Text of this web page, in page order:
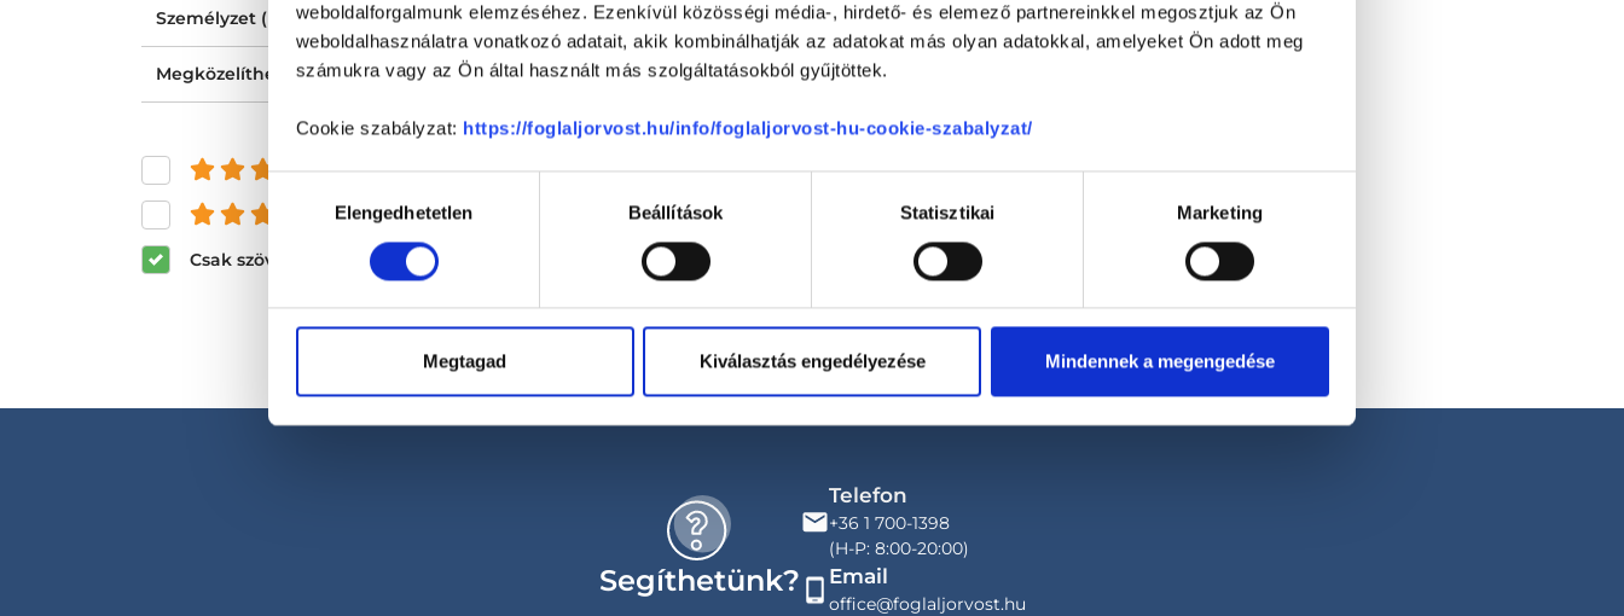
weboldalforgalmunk elemzéséhez. Ezenkívül közösségi média-, hirdető- és elemező partnereinkkel megosztjuk az Ön
weboldalhasználatra vonatkozó adatait, akik kombinálhatják az adatokat más olyan adatokkal, amelyeket Ön adott meg
számukra vagy az Ön által használt más szolgáltatásokból gyűjtöttek.
Cookie szabályzat: https://foglaljorvost.hu/info/foglaljorvost-hu-cookie-szabalyzat/
Hozzájárulás
kiválasztásaElengedhetetlen Beállítások Statisztikai Marketing
Megtagad Kiválasztás engedélyezése Mindennek a megengedése
Személyzet (recepció, nővér, asszisztens) hozzáállása -
Megközelíthetősége -
és felette
és felette
Csak szöveges értékelések megjelenítése
Segíthetünk?
Telefon
+36 1 700-1398
(H-P: 8:00-20:00)
Email
office@foglaljorvost.hu